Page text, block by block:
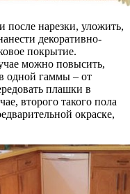
нарезки, уложить,
декоративно-
покрытие.
можно повысить,
одной гаммы – от
плашки в
второго такого пола
окраске,